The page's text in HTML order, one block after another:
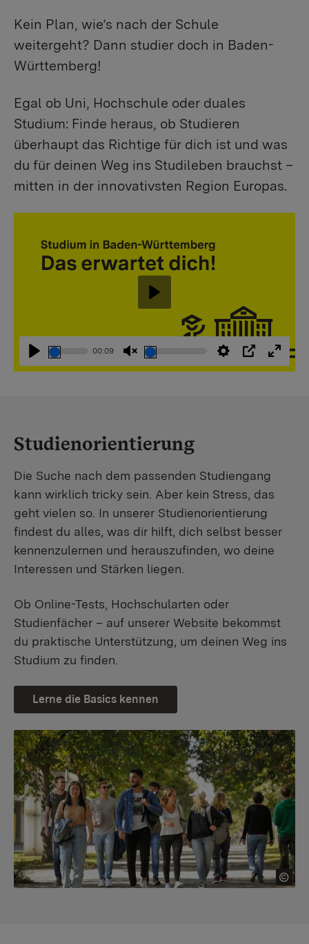
Kein Plan, wie’s nach der Schule
weitergeht? Dann studier doch in Baden-
Württemberg!
Egal ob Uni, Hochschule oder duales
Studium: Finde heraus, ob Studieren
überhaupt das Richtige für dich ist und was
du für deinen Weg ins Studileben brauchst –
mitten in der innovativsten Region Europas.
Abspielen
00:09
StummschaltungEinstellungen
PIP
Abspielen
Studienorientierung
Die Suche nach dem passenden Studiengang
kann wirklich tricky sein. Aber kein Stress, das
geht vielen so. In unserer Studienorientierung
findest du alles, was dir hilft, dich selbst besser
kennenzulernen und herauszufinden, wo deine
Interessen und Stärken liegen.
Ob Online-Tests, Hochschularten oder
Studienfächer – auf unserer Website bekommst
du praktische Unterstützung, um deinen Weg ins
Studium zu finden.
Lerne die Basics kennen